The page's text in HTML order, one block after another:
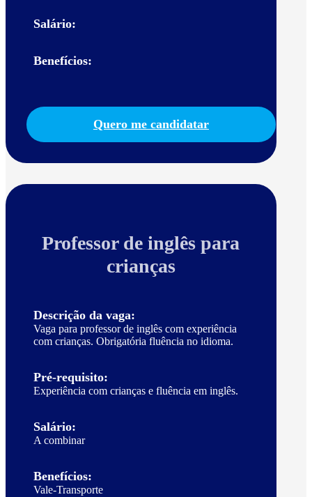
Salário:
Benefícios:
Quero me candidatar
Professor de inglês para
crianças
Descrição da vaga:
Vaga para professor de inglês com experiência
com crianças. Obrigatória fluência no idioma.
Pré-requisito:
Experiência com crianças e fluência em inglês.
Salário:
A combinar
Benefícios:
Vale-Transporte